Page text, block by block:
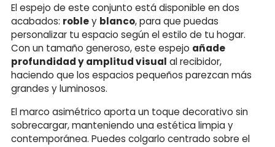
El espejo de este conjunto está disponible en dos
acabados: robley blanco, para que puedas
personalizar tu espacio según el estilo de tu hogar.
Con un tamaño generoso, este espejo añade
profundidad y amplitud visual al recibidor,
haciendo que los espacios pequeños parezcan más
grandes y luminosos.
El marco asimétrico aporta un toque decorativo sin
sobrecargar, manteniendo una estética limpia y
contemporánea. Puedes colgarlo centrado sobre el